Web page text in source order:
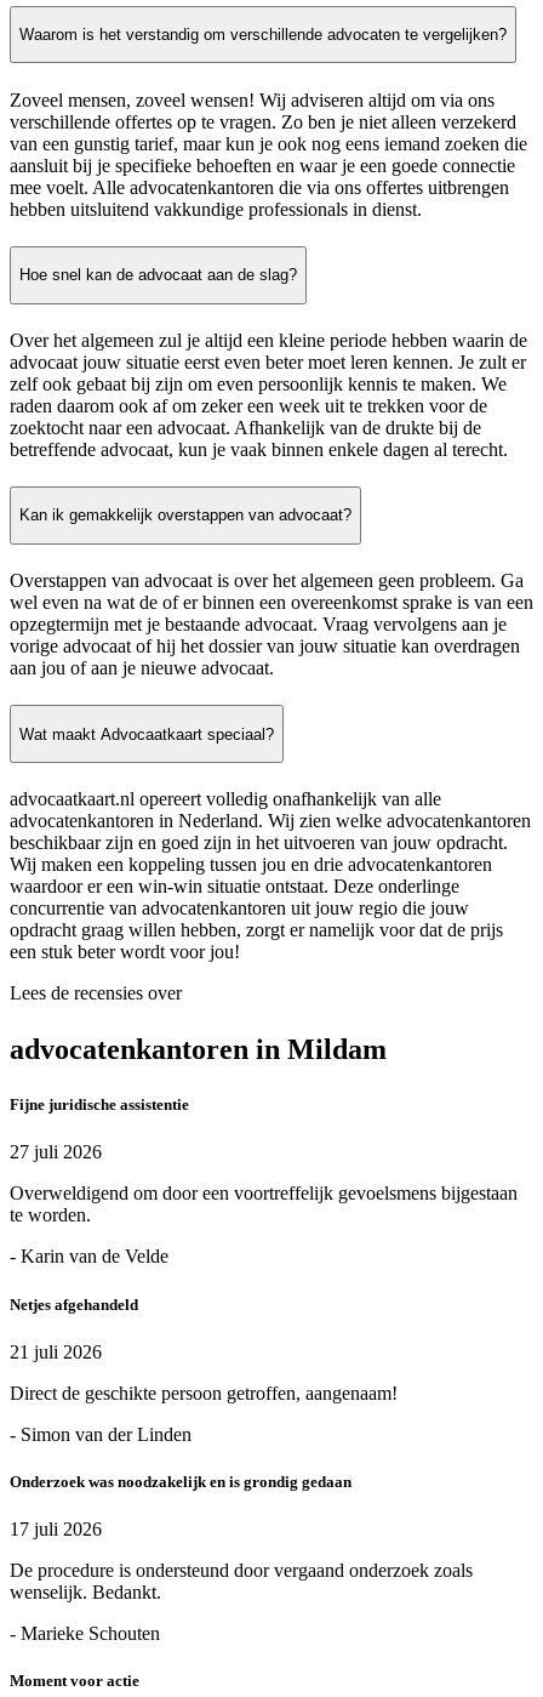
Waarom is het verstandig om verschillende advocaten te vergelijken?
Zoveel mensen, zoveel wensen! Wij adviseren altijd om via ons
verschillende offertes op te vragen. Zo ben je niet alleen verzekerd
van een gunstig tarief, maar kun je ook nog eens iemand zoeken die
aansluit bij je specifieke behoeften en waar je een goede connectie
mee voelt. Alle advocatenkantoren die via ons offertes uitbrengen
hebben uitsluitend vakkundige professionals in dienst.
Hoe snel kan de advocaat aan de slag?
Over het algemeen zul je altijd een kleine periode hebben waarin de
advocaat jouw situatie eerst even beter moet leren kennen. Je zult er
zelf ook gebaat bij zijn om even persoonlijk kennis te maken. We
raden daarom ook af om zeker een week uit te trekken voor de
zoektocht naar een advocaat. Afhankelijk van de drukte bij de
betreffende advocaat, kun je vaak binnen enkele dagen al terecht.
Kan ik gemakkelijk overstappen van advocaat?
Overstappen van advocaat is over het algemeen geen probleem. Ga
wel even na wat de of er binnen een overeenkomst sprake is van een
opzegtermijn met je bestaande advocaat. Vraag vervolgens aan je
vorige advocaat of hij het dossier van jouw situatie kan overdragen
aan jou of aan je nieuwe advocaat.
Wat maakt Advocaatkaart speciaal?
advocaatkaart.nl opereert volledig onafhankelijk van alle
advocatenkantoren in Nederland. Wij zien welke advocatenkantoren
beschikbaar zijn en goed zijn in het uitvoeren van jouw opdracht.
Wij maken een koppeling tussen jou en drie advocatenkantoren
waardoor er een win-win situatie ontstaat. Deze onderlinge
concurrentie van advocatenkantoren uit jouw regio die jouw
opdracht graag willen hebben, zorgt er namelijk voor dat de prijs
een stuk beter wordt voor jou!
Lees de recensies over
advocatenkantoren in Mildam
Fijne juridische assistentie
27 juli 2026
Overweldigend om door een voortreffelijk gevoelsmens bijgestaan
te worden.
- Karin van de Velde
Netjes afgehandeld
21 juli 2026
Direct de geschikte persoon getroffen, aangenaam!
- Simon van der Linden
Onderzoek was noodzakelijk en is grondig gedaan
17 juli 2026
De procedure is ondersteund door vergaand onderzoek zoals
wenselijk. Bedankt.
- Marieke Schouten
Moment voor actie